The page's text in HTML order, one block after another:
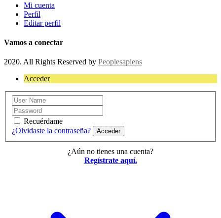
Mi cuenta
Perfil
Editar perfil
Vamos a conectar
2020. All Rights Reserved by Peoplesapiens
Acceder
Recuérdame
¿Olvidaste la contraseña?
Acceder
¿Aún no tienes una cuenta?
Regístrate aquí.